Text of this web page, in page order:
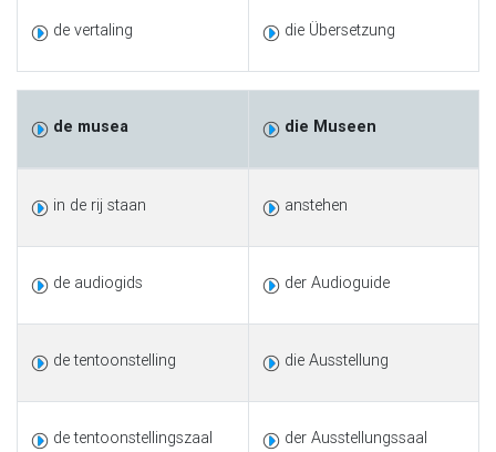
de vertaling die Übersetzung
de musea die Museen
in de rij staan anstehen
de audiogids der Audioguide
de tentoonstelling die Ausstellung
de tentoonstellingszaal der Ausstellungssaal